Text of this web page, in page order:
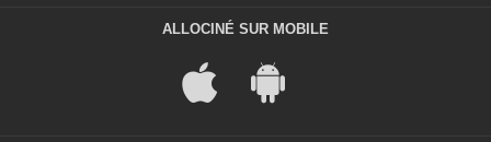
ALLOCINÉ SUR MOBILE